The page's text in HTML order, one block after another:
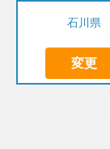
石川県
変更